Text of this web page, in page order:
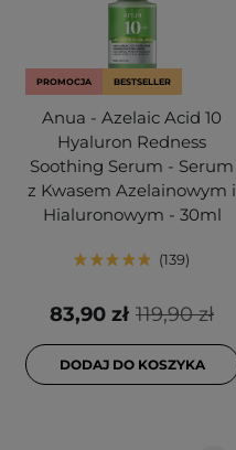
PROMOCJA BESTSELLER
Anua - Azelaic Acid 10
Hyaluron Redness
Soothing Serum - Serum
z Kwasem Azelainowym i
Hialuronowym - 30ml
139
119,90 zł
83,90 zł
DODAJ DO KOSZYKA